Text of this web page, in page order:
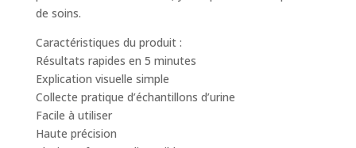
de soins.
Caractéristiques du produit :
Résultats rapides en 5 minutes
Explication visuelle simple
Collecte pratique d’échantillons d’urine
Facile à utiliser
Haute précision